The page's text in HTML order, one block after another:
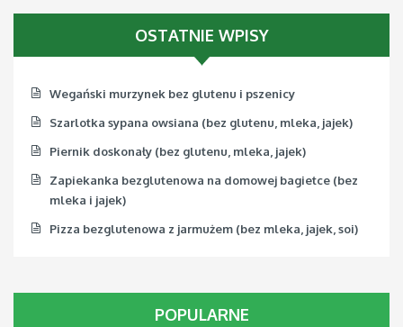
OSTATNIE WPISY
Wegański murzynek bez glutenu i pszenicy
Szarlotka sypana owsiana (bez glutenu, mleka, jajek)
Piernik doskonały (bez glutenu, mleka, jajek)
Zapiekanka bezglutenowa na domowej bagietce (bez
mleka i jajek)
Pizza bezglutenowa z jarmużem (bez mleka, jajek, soi)
POPULARNE